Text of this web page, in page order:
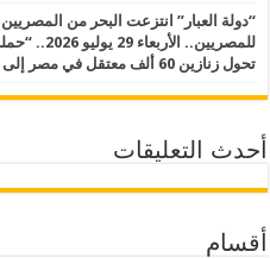
“دولة العبار” انتزعت البحر من
تحول زنازين 60 ألف معتقل في مصر إلى قبور مغلقة
أحدث التعليقات
أقسام